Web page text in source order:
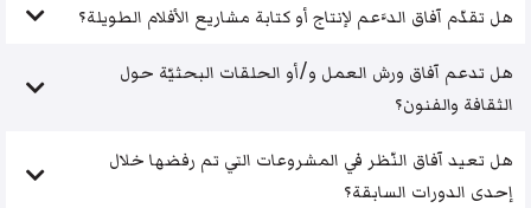
هل تقدّم آفاق الدَّعم لإنتاج أو كتابة مشاريع الأفلام الطويلة؟
هل تدعم آفاق ورش العمل و/أو الحلقات البحثيّة حول
الثقافة والفنون؟
هل تعيد آفاق النّظر في المشروعات التي تم رفضها خلال
إحدى الدورات السابقة؟